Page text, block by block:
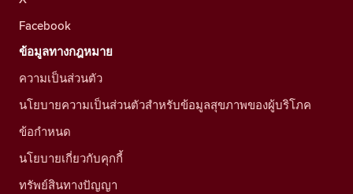
Facebook
ข้อมูลทางกฎหมาย
ความเป็นส่วนตัว
นโยบายความเป็นส่วนตัวสำหรับข้อมูลสุขภาพของผู้บริโภค
ข้อกำหนด
นโยบายเกี่ยวกับคุกกี้
ทรัพย์สินทางปัญญา